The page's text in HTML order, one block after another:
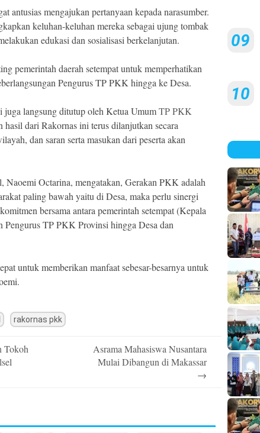
antusias mengajukan pertanyaan kepada narasumber.
keluhan-keluhan mereka sebagai ujung tombak
edukasi dan sosialisasi berkelanjutan.
pemerintah daerah setempat untuk memperhatikan
Pengurus TP PKK hingga ke Desa.
juga langsung ditutup oleh Ketua UmumTP PKK
hasil dari Rakornas ini terus dilanjutkan secara
dan saran serta masukan dari peserta akan
Naoemi Octarina, mengatakan, Gerakan PKK adalah
paling bawah yaitu di Desa, maka perlu sinergi
bersama antara pemerintah setempat (Kepala
Pengurus TP PKK Provinsi hingga Desa dan
untuk memberikan manfaat sebesar-besarnya untuk
rakornas pkk
Tokoh
Asrama Mahasiswa Nusantara
Mulai Dibangun di Makassar
→
09
10